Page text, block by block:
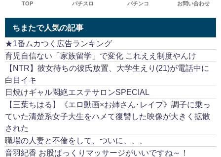
TOP パチスロ パチンコ お問い合わせ
ちまたで人気の記事
★1番ムカつく広告ランキング
育児自信ない「家族留学」で変化 これええ制度やんけ
【NTR】彼女待ちの彼氏放置、大学生えり(21)が電話中に
白目イキ
日焼けギャル悶絶エステサロンSPECIAL
【三葉ちはる】《エロ動画×お姉さん･レイプ》調子に乗っ
ていた清楚系女子大生をハメて復讐した映像が大きく拡散
された
職場の人妻と不倫をして、ついに、、、
音羽紀香 お股ぱっくりマッサージがいいですね～！